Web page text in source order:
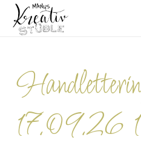
17.09.26